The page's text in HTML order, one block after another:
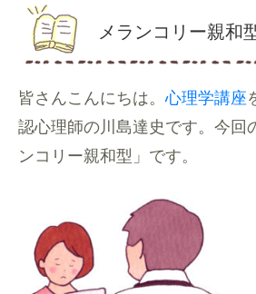
メランコリー親和
皆さんこんにちは。心理学講座
認心理師の川島達史です。今回
ンコリー親和型」です。